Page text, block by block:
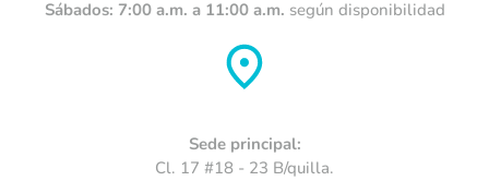
Sábados: 7:00 a.m. a 11:00 a.m. según disponibilidad
Sede principal:
Cl. 17 #18 - 23 B/quilla.